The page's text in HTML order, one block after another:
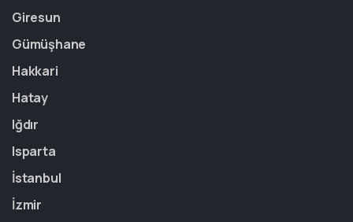
Giresun
Gümüşhane
Hakkari
Hatay
Iğdır
Isparta
İstanbul
İzmir